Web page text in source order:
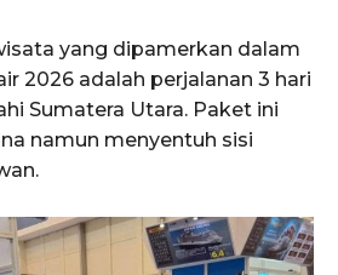
yang dipamerkan dalam
2026 adalah perjalanan 3 hari
Sumatera Utara. Paket ini
namun menyentuh sisi